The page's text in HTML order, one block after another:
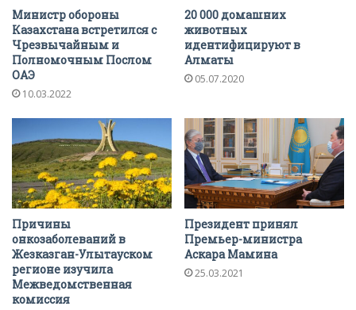
Министр обороны
Казахстана встретился с
Чрезвычайным и
Полномочным Послом
ОАЭ
10.03.2022
20 000 домашних
животных
идентифицируют в
Алматы
05.07.2020
Причины
онкозаболеваний в
Жезказган-Улытауском
регионе изучила
Межведомственная
комиссия
Президент принял
Премьер-министра
Аскара Мамина
25.03.2021